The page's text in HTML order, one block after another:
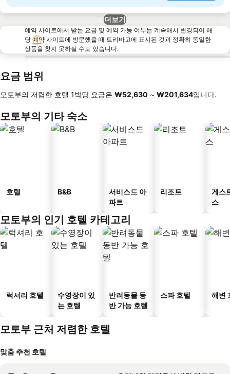
더보기
예약 사이트에서 받는 요금 및 예약 가능 여부는 계속해서 변경되어 해
당 예약 사이트에 방문했을 때 트리바고에 표시된 것과 정확히 동일한
상품을 찾지 못하실 수도 있습니다.
요금 범위
모토부의 저렴한 호텔 1박당 요금은 ‎₩52,630 ~ ‎₩201,634입니다.
모토부의 기타 숙소
호텔 B&B
서비스드 아
파트
리조트
게스
스
모토부의 인기 호텔 카테고리
럭셔리 호텔
수영장이 있
는 호텔
반려동물 동
반 가능 호텔
스파 호텔 해변
모토부 근처 저렴한 호텔
맞춤 추천 호텔